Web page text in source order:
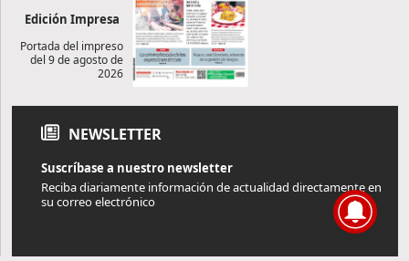
Edición Impresa
Portada del impreso
del 9 de agosto de
2026
NEWSLETTER
Suscríbase a nuestro newsletter
Reciba diariamente información de actualidad directamente en
su correo electrónico